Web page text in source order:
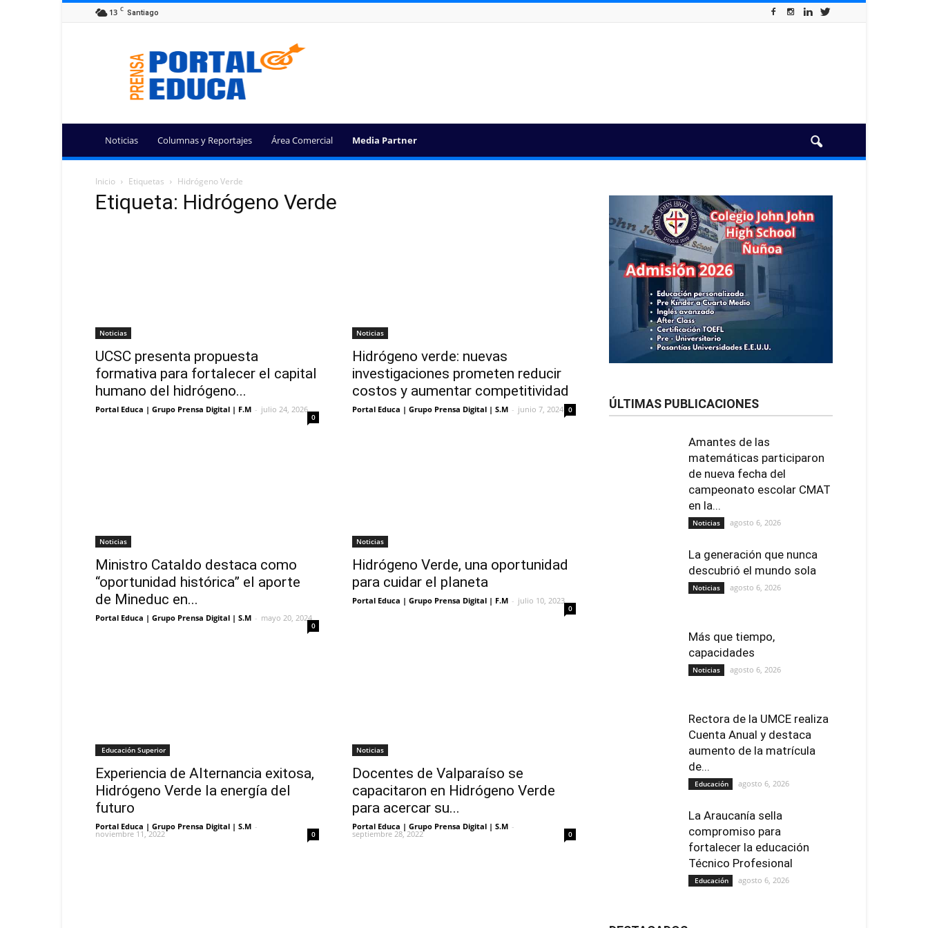
13 C Santiago
Portal
Educa
Noticias Columnas y Reportajes Área Comercial Media Partner
Inicio Etiquetas Hidrógeno Verde
Etiqueta: Hidrógeno Verde
Noticias
UCSC presenta propuesta
formativa para fortalecer el capital
humano del hidrógeno...
Portal Educa | Grupo Prensa Digital | F.M - julio 24, 2026
0
Noticias
Hidrógeno verde: nuevas
investigaciones prometen reducir
costos y aumentar competitividad
Portal Educa | Grupo Prensa Digital | S.M - junio 7, 2024 0
Noticias
Ministro Cataldo destaca como
“oportunidad histórica” el aporte
de Mineduc en...
Portal Educa | Grupo Prensa Digital | S.M - mayo 20, 2024
0
Noticias
Hidrógeno Verde, una oportunidad
para cuidar el planeta
Portal Educa | Grupo Prensa Digital | F.M - julio 10, 2023
0
Educación Superior
Experiencia de Alternancia exitosa,
Hidrógeno Verde la energía del
futuro
Portal Educa | Grupo Prensa Digital | S.M -
noviembre 11, 2022 0
Noticias
Docentes de Valparaíso se
capacitaron en Hidrógeno Verde
para acercar su...
Portal Educa | Grupo Prensa Digital | S.M -
septiembre 28, 2022 0
ÚLTIMAS PUBLICACIONES
Amantes de las
matemáticas participaron
de nueva fecha del
campeonato escolar CMAT
en la...
Noticias agosto 6, 2026
La generación que nunca
descubrió el mundo sola
Noticias agosto 6, 2026
Más que tiempo,
capacidades
Noticias agosto 6, 2026
Rectora de la UMCE realiza
Cuenta Anual y destaca
aumento de la matrícula
de...
Educación agosto 6, 2026
La Araucanía sella
compromiso para
fortalecer la educación
Técnico Profesional
Educación agosto 6, 2026